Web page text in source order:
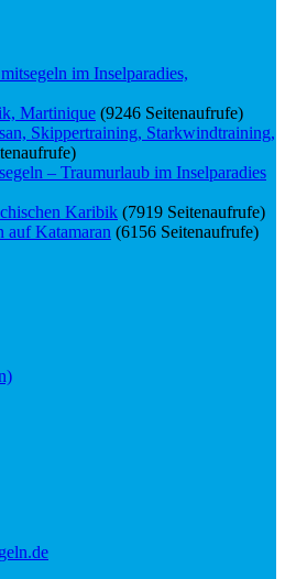
im Inselparadies,
Martinique (9246 Seitenaufrufe)
Skippertraining, Starkwindtraining,
– Traumurlaub im Inselparadies
Karibik (7919 Seitenaufrufe)
auf Katamaran (6156 Seitenaufrufe)